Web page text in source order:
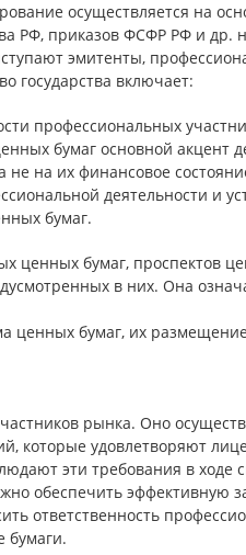
осуществляется на
РФ, приказов ФСФР РФ и др.
эмитенты,
государства включает:
профессиональных
бумаг основной акцент
на их финансовое
деятельности и
бумаг.
ценных бумаг, проспектов
в них. Она
ценных бумаг, их
рынка. Оно
которые удовлетворяют
эти требования в ходе
обеспечить эффективную
ответственность
бумаги.